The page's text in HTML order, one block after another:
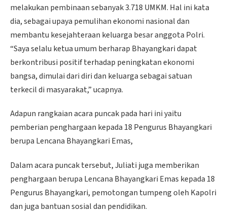
melakukan pembinaan sebanyak 3.718 UMKM. Hal ini kata
dia, sebagai upaya pemulihan ekonomi nasional dan
membantu kesejahteraan keluarga besar anggota Polri.
“Saya selalu ketua umum berharap Bhayangkari dapat
berkontribusi positif terhadap peningkatan ekonomi
bangsa, dimulai dari diri dan keluarga sebagai satuan
terkecil di masyarakat,” ucapnya.
Adapun rangkaian acara puncak pada hari ini yaitu
pemberian penghargaan kepada 18 Pengurus Bhayangkari
berupa Lencana Bhayangkari Emas,
Dalam acara puncak tersebut, Juliati juga memberikan
penghargaan berupa Lencana Bhayangkari Emas kepada 18
Pengurus Bhayangkari, pemotongan tumpeng oleh Kapolri
dan juga bantuan sosial dan pendidikan.